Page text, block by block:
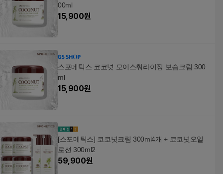
00ml
15,900원
스포메틱스 코코넛 모이스춰라이징 보습크림 300
ml
15,900원
[스포메틱스] 코코넛크림 300ml4개 + 코코넛오일
로션 300ml2
59,900원